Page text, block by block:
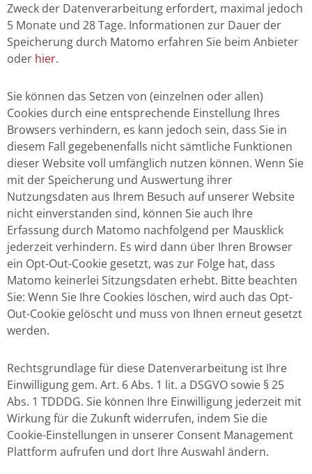
Zweck der Datenverarbeitung erfordert, maximal jedoch
5 Monate und 28 Tage. Informationen zur Dauer der
Speicherung durch Matomo erfahren Sie beim Anbieter
oder hier.
Sie können das Setzen von (einzelnen oder allen)
Cookies durch eine entsprechende Einstellung Ihres
Browsers verhindern, es kann jedoch sein, dass Sie in
diesem Fall gegebenenfalls nicht sämtliche Funktionen
dieser Website voll umfänglich nutzen können. Wenn Sie
mit der Speicherung und Auswertung ihrer
Nutzungsdaten aus Ihrem Besuch auf unserer Website
nicht einverstanden sind, können Sie auch Ihre
Erfassung durch Matomo nachfolgend per Mausklick
jederzeit verhindern. Es wird dann über Ihren Browser
ein Opt-Out-Cookie gesetzt, was zur Folge hat, dass
Matomo keinerlei Sitzungsdaten erhebt. Bitte beachten
Sie: Wenn Sie Ihre Cookies löschen, wird auch das Opt-
Out-Cookie gelöscht und muss von Ihnen erneut gesetzt
werden.
Rechtsgrundlage für diese Datenverarbeitung ist Ihre
Einwilligung gem. Art. 6 Abs. 1 lit. a DSGVO sowie § 25
Abs. 1 TDDDG. Sie können Ihre Einwilligung jederzeit mit
Wirkung für die Zukunft widerrufen, indem Sie die
Cookie-Einstellungen in unserer Consent Management
Plattform aufrufen und dort Ihre Auswahl ändern.